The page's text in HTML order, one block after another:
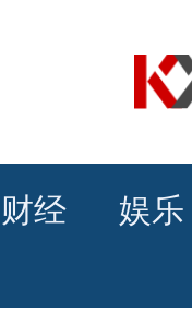
财经 娱乐